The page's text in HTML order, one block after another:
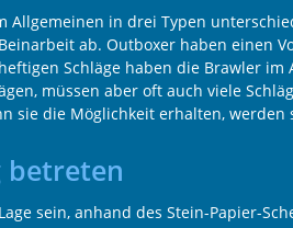
Allgemeinen in drei Typen
ab. Outboxer haben einen
Schläge haben die Brawler
müssen aber oft auch viele
sie die Möglichkeit erhalten,
betreten
sein, anhand des Stein-Papier-